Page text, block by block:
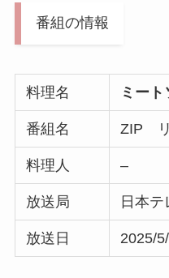
番組の情報
料理名 ミー
番組名 ZIP リ
料理人 –
放送局 日本テ
放送日 2025/